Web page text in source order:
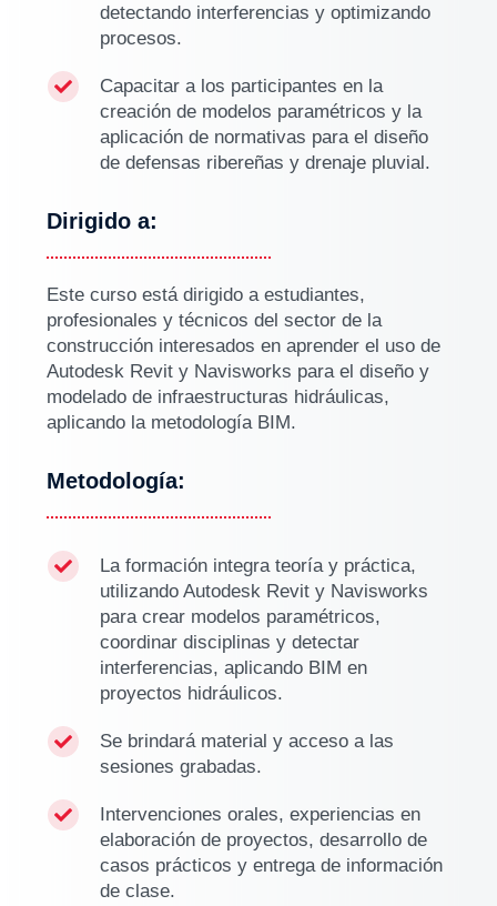
detectando interferencias y optimizando
procesos.

Capacitar a los participantes en la
creación de modelos paramétricos y la
aplicación de normativas para el diseño
de defensas ribereñas y drenaje pluvial.
Dirigido a:
Este curso está dirigido a estudiantes,
profesionales y técnicos del sector de la
construcción interesados en aprender el uso de
Autodesk Revit y Navisworks para el diseño y
modelado de infraestructuras hidráulicas,
aplicando la metodología BIM.
Metodología:

La formación integra teoría y práctica,
utilizando Autodesk Revit y Navisworks
para crear modelos paramétricos,
coordinar disciplinas y detectar
interferencias, aplicando BIM en
proyectos hidráulicos.

Se brindará material y acceso a las
sesiones grabadas.

Intervenciones orales, experiencias en
elaboración de proyectos, desarrollo de
casos prácticos y entrega de información
de clase.